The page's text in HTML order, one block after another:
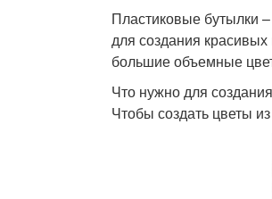
Пластиковые бутылки
для создания
большие объемные
Что нужно для
Чтобы создать цветы